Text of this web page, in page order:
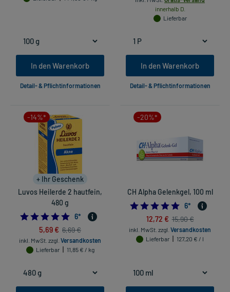
In den Warenkorb
Detail- & Pflichtinformationen
innerhalb D.
Lieferbar
In den Warenkorb
Detail- & Pflichtinformationen
-14%*
+ Ihr Geschenk
Luvos Heilerde 2 hautfein,
480 g
5.0
6*
5,69 € 6,69 €
inkl. MwSt. zzgl. Versandkosten
Lieferbar
11,85 € / kg
-20%*
CH Alpha Gelenkgel, 100 ml
5.0
6*
12,72 € 15,90 €
inkl. MwSt. zzgl. Versandkosten
Lieferbar
127,20 € / l